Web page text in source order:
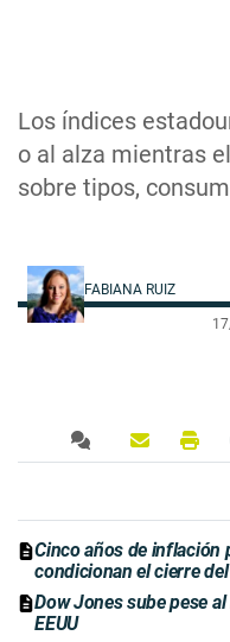
Los índices
o al alza mientras
sobre tipos,
FABIANA RUIZ
Cinco años de inflación
condicionan el cierre
Dow Jones sube pese
EEUU